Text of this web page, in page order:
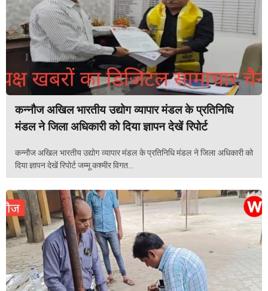
कन्नौज अखिल भारतीय उद्योग व्यापार मंडल के प्रतिनिधि
मंडल ने जिला अधिकारी को दिया ज्ञापन देखें रिपोर्ट
कन्नौज अखिल भारतीय उद्योग व्यापार मंडल के प्रतिनिधि मंडल ने जिला अधिकारी को
दिया ज्ञापन देखें रिपोर्ट जम्मू कश्मीर विगत...